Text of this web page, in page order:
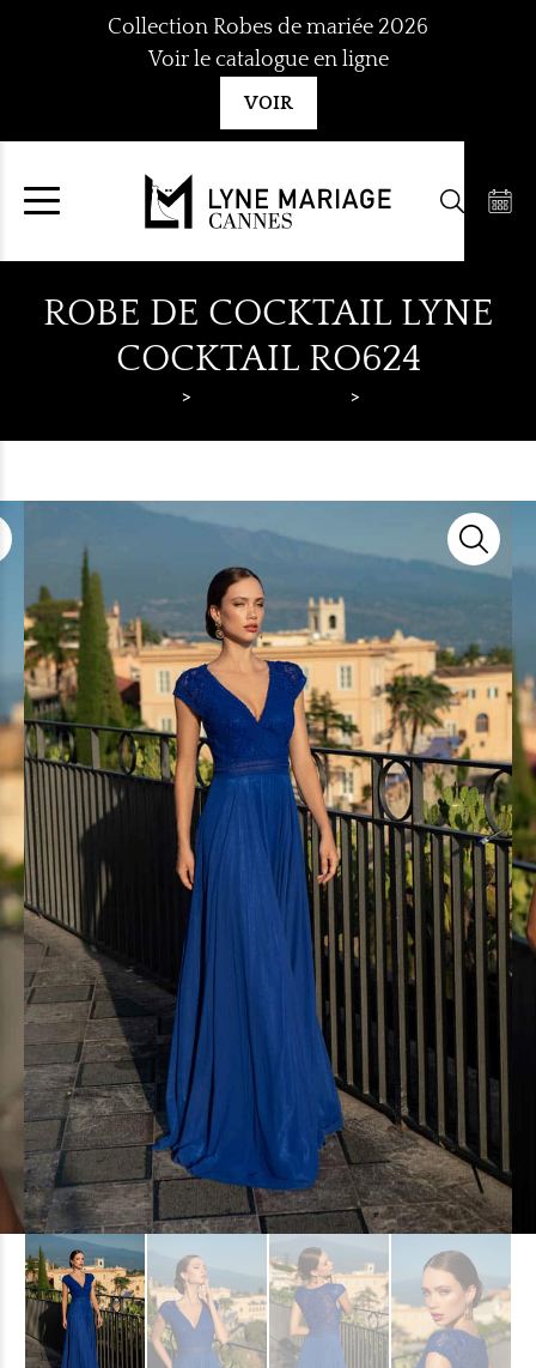
Collection Robes de mariée 2026
Voir le catalogue en ligne
VOIR
ROBE DE COCKTAIL LYNE
COCKTAIL RO624